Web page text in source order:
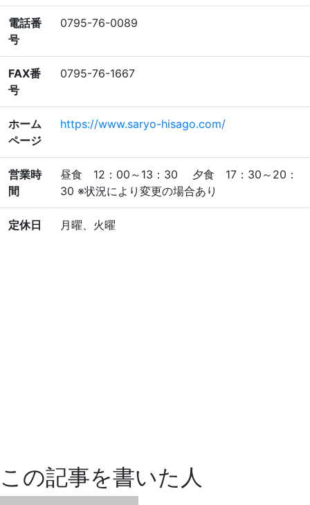
電話番
号
0795-76-0089
FAX番
号
0795-76-1667
ホーム
ページ
https://www.saryo-hisago.com/
営業時
間
昼食 12：00～13：30 夕食 17：30～20：
30 ※状況により変更の場合あり
定休日 月曜、火曜
この記事を書いた人